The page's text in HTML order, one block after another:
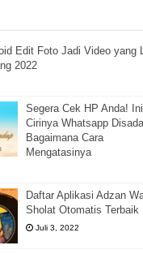
Edit Foto Jadi Video yang
2022
Segera Cek HP Anda!
Cirinya Whatsapp
Bagaimana Cara
Mengatasinya
Daftar Aplikasi Adzan
Sholat Otomatis Terbaik
Juli 3, 2022